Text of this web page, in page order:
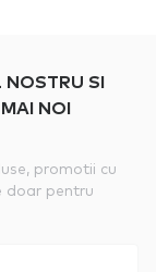
SI
NOI
promotii cu
doar pentru